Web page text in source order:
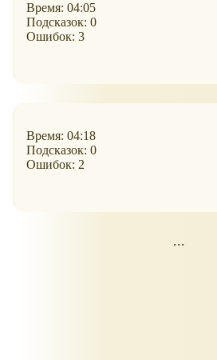
Время: 04:05
Подсказок: 0
Ошибок: 3
Время: 04:18
Подсказок: 0
Ошибок: 2
...